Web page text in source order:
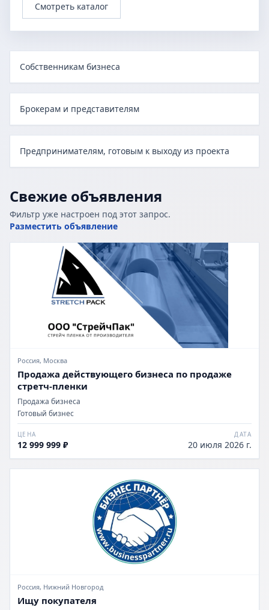
Смотреть каталог
Собственникам бизнеса
Брокерам и представителям
Предпринимателям, готовым к выходу из проекта
Свежие объявления
Фильтр уже настроен под этот запрос.
Разместить объявление
Россия, Москва
Продажа действующего бизнеса по продаже
стретч-пленки
Продажа бизнеса
Готовый бизнес
ЦЕНА
12 999 999 ₽
ДАТА
20 июля 2026 г.
Россия, Нижний Новгород
Ищу покупателя